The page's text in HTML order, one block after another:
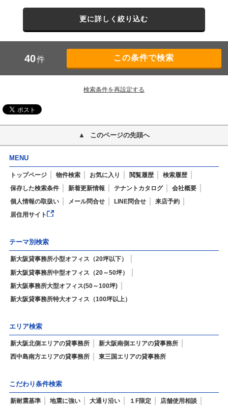
更に詳しく絞り込む
40件
検索条件を再設定する
このページの先頭へ
MENU
トップページ 物件検索 お気に入り 閲覧履歴
検索履歴
保存した検索条件
新着更新情報 テナントカタログ
会社概要
個人情報の取扱い
メール問合せ LINE問合せ
来店予約
居住用サイト
テーマ別検索
新大阪貸事務所小型オフィス（20坪以下）
新大阪貸事務所中型オフィス（20～50坪）
新大阪事務所大型オフィス(50～100坪)
新大阪貸事務所特大オフィス（100坪以上）
エリア検索
新大阪北側エリアの貸事務所
新大阪南側エリアの貸事務所
西中島南方エリアの貸事務所
東三国エリアの貸事務所
こだわり条件検索
新耐震基準 地震に強い 大通り沿い １F限定 店舗使用相談